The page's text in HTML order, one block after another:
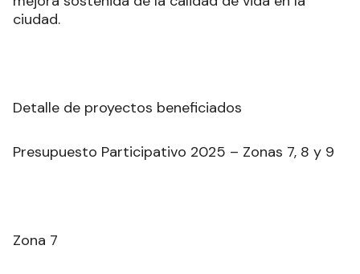
ciudad.
Detalle de proyectos beneficiados
Presupuesto Participativo 2025 – Zonas 7, 8 y 9
Zona 7